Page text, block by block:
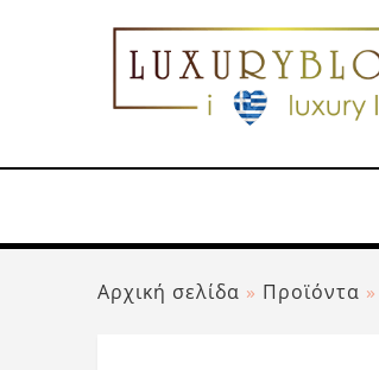
Αρχική σελίδα » Προϊόντα »